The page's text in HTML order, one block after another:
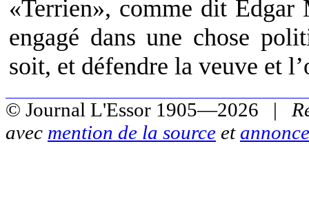
«Terrien», comme dit
engagé dans une chose
soit, et défendre la veuve et
© Journal L'Essor 1905—2026 |
avec mention de la source et